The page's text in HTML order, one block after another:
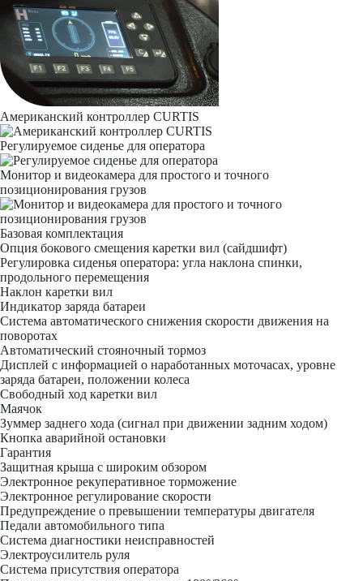
Американский контроллер CURTIS
Регулируемое сиденье для оператора
Монитор и видеокамера для простого и точного
позиционирования грузов
Базовая комплектация
Опция бокового смещения каретки вил (сайдшифт)
Регулировка сиденья оператора: угла наклона спинки,
продольного перемещения
Наклон каретки вил
Индикатор заряда батареи
Система автоматического снижения скорости движения на
поворотах
Автоматический стояночный тормоз
Дисплей с информацией о наработанных моточасах, уровне
заряда батареи, положении колеса
Свободный ход каретки вил
Маячок
Зуммер заднего хода (сигнал при движении задним ходом)
Кнопка аварийной остановки
Гарантия
Защитная крыша с широким обзором
Электронное рекуперативное торможение
Электронное регулирование скорости
Предупреждение о превышении температуры двигателя
Педали автомобильного типа
Система диагностики неисправностей
Электроусилитель руля
Система присутствия оператора